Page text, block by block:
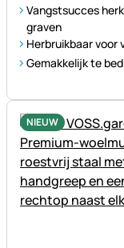
Vangstsucces
graven
Herbruikbaar voor
Gemakkelijk te
NIEUW